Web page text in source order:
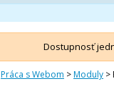
Dostupnosť
Práca s Webom >Moduly >